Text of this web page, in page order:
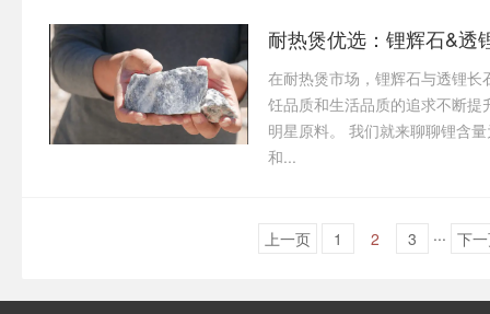
耐热煲优选：锂辉石&透
在耐热煲市场，锂辉石与透锂
饪品质和生活品质的追求不断
明星原料。 我们就来聊聊锂含
和...
上一页 1 2 3 ... 下